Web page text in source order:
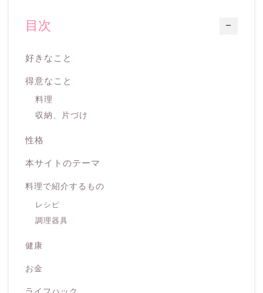
ー
目次
好きなこと
得意なこと
料理
収納、片づけ
性格
本サイトのテーマ
料理で紹介するもの
レシピ
調理器具
健康
お金